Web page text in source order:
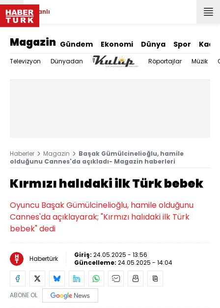
Canlı
Magazin Gündem Ekonomi Dünya Spor
Televizyon Dünyadan Röportajlar Müzik
Haberler Magazin
Başak Gümülcinelioğlu, hamile
olduğunu Cannes'da açıkladı- Magazin haberleri
Kırmızı halıdaki ilk Türk bebek
Oyuncu Başak Gümülcinelioğlu, hamile olduğunu
Cannes'da açıklayarak; "Kırmızı halıdaki ilk Türk
bebek" dedi
Habertürk Giriş: 24.05.2025 - 13:56
Güncelleme: 24.05.2025 - 14:04
ABONE OL